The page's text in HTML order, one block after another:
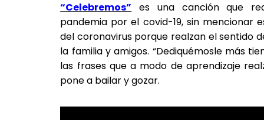
“Celebremos” es una canción que
pandemia por el covid-19, sin mencionar
del coronavirus porque realzan el sentido
la familia y amigos. “Dediquémosle más
las frases que a modo de aprendizaje
pone a bailar y gozar.